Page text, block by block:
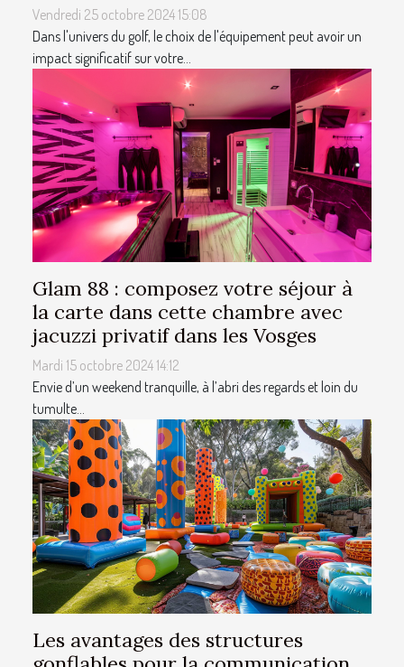
Vendredi 25 octobre 2024 15:08
Dans l'univers du golf, le choix de l'équipement peut avoir un
impact significatif sur votre...
Glam 88 : composez votre séjour à
la carte dans cette chambre avec
jacuzzi privatif dans les Vosges
Mardi 15 octobre 2024 14:12
Envie d’un weekend tranquille, à l’abri des regards et loin du
tumulte...
Les avantages des structures